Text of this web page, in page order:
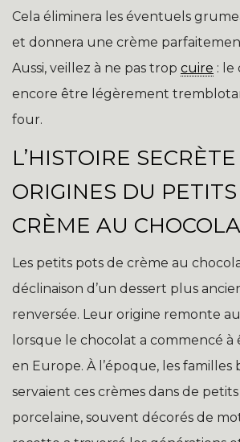
Cela éliminera les éventuels
et donnera une crème
Aussi, veillez à ne pas trop cuire : le
encore être légèrement
four.
L’HISTOIRE
ORIGINES DU
CRÈME AU
Les petits pots de crème au
déclinaison d’un dessert plus
renversée. Leur origine remonte au
lorsque le chocolat a commencé à
en Europe. À l’époque, les familles
servaient ces crèmes dans de
porcelaine, souvent décorés de